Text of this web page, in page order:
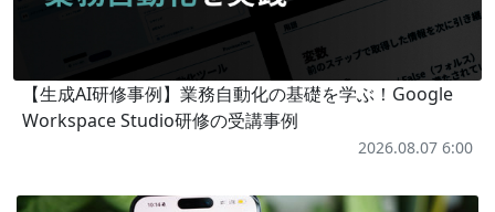
【生成AI研修事例】業務自動化の基礎を学ぶ！Google
Workspace Studio研修の受講事例
2026.08.07 6:00